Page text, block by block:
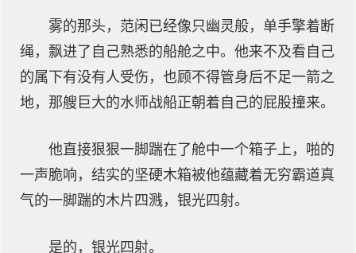
雾的那头，范闲已经像只幽灵般，单手擎着断
绳，飘进了自己熟悉的船舱之中。他来不及看自己
的属下有没有人受伤，也顾不得管身后不足一箭之
地，那艘巨大的水师战船正朝着自己的屁股撞来。
他直接狠狠一脚踹在了舱中一个箱子上，啪的
一声脆响，结实的坚硬木箱被他蕴藏着无穷霸道真
气的一脚踹的木片四溅，银光四射。
是的，银光四射。